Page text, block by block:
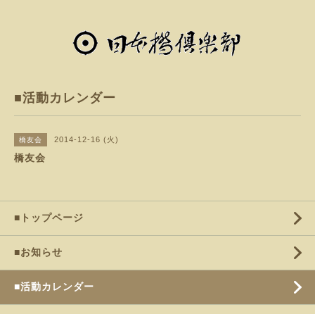
■活動カレンダー
橋友会 2014-12-16 (火)
橋友会
■トップページ
■お知らせ
■活動カレンダー